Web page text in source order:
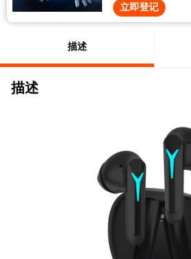
立即登记
描述
描述